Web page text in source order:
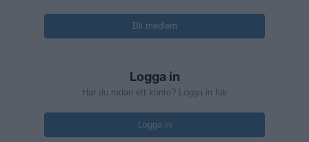
Bli medlem
Logga in
Har du redan ett konto? Logga in här
Logga in